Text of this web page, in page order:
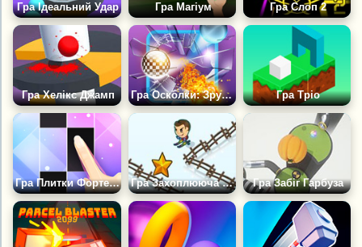
Гра Ідеальний Удар Гра Магіум Гра Слоп 2
Гра Хелікс Джамп Гра Осколки: Зруйнуй Цеглинки Гра Тріо
Гра Плитки Фортепіано Гра Захоплююча лижня Гра Забіг Гарбуза